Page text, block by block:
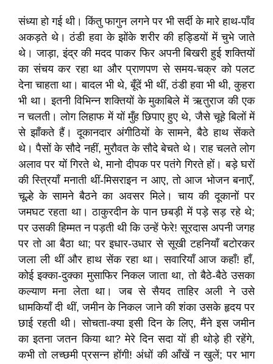
संध्‍या हो गई थी। किंतु फागुन लगने पर भी सर्दी के मारे हाथ-पाँव
अकड़ते थे। ठंडी हवा के झोंके शरीर की हड्डियों में चुभे जाते
थे। जाड़ा, इंद्र की मदद पाकर फिर अपनी बिखरी हुई शक्तियों
का संचय कर रहा था और प्राणपण से समय-चक्र को पलट
देना चाहता था। बादल भी थे, बूँदें भी थीं, ठंडी हवा भी थी, कुहरा
भी था। इतनी विभिन्न शक्तियों के मुकाबिले में ऋतुराज की एक
न चलती। लोग लिहाफ में यों मुँह छिपाए हुए थे, जैसे चूहे बिलों में
से झाँकते हैं। दूकानदार अंगीठियों के सामने, बैठे हाथ सेंकते
थे। पैसों के सौदे नहीं, मुरौवत के सौदे बेचते थे। राह चलते लोग
अलाव पर यों गिरते थे, मानो दीपक पर पतंगे गिरते हों। बड़े घरों
की स्त्रियाँ मनाती थीं-मिसराइन न आए, तो आज भोजन बनाएँ,
चूल्हे के सामने बैठने का अवसर मिले। चाय की दूकानों पर
जमघट रहता था। ठाकुरदीन के पान छबड़ी में पड़े सड़ रहे थे;
पर उसकी हिम्मत न पड़ती थी कि उन्हें फेरे! सूरदास अपनी जगह
पर तो आ बैठा था; पर इधार-उधार से सूखी टहनियाँ बटोरकर
जला ली थीं और हाथ सेंक रहा था। सवारियाँ आज कहाँ! हाँ,
कोई इक्का-दुक्का मुसाफिर निकल जाता था, तो बैठे-बैठे उसका
कल्याण मना लेता था। जब से सैयद ताहिर अली ने उसे
धामकियाँ दी थीं, जमीन के निकल जाने की शंका उसके हृदय पर
छाई रहती थी। सोचता-क्या इसी दिन के लिए, मैंने इस जमीन
का इतना जतन किया था? मेरे दिन सदा यों ही थोड़े ही रहेंगे,
कभी तो लच्छमी प्रसन्न होंगी! अंधों की आँखें न खुलें; पर भाग